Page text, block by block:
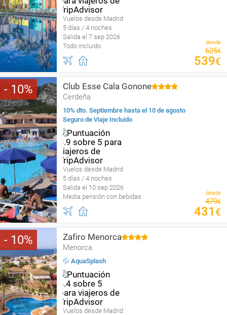
Vuelos desde Madrid
5 días / 4 noches
Salida el 7 sep 2026
Todo incluido
desde
625€
539€
10 Club Esse Cala Gonone
Cerdeña
10% dto. Septiembre hasta el 10 de agosto
Seguro de Viaje Incluido
Vuelos desde Madrid
5 días / 4 noches
Salida el 10 sep 2026
Media pensión con bebidas
desde
479€
431 €
10 Zafiro Menorca
Menorca
💦 AquaSplash
Vuelos desde Madrid